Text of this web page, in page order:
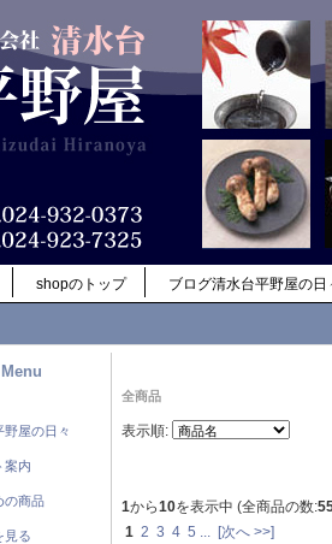
shopのトップ ブログ清水台平野屋の日
Menu
野屋の日々
案内
の商品
見る
全商品
表示順:
1から10を表示中 (全商品の数:
1 2 3 4 5 [次へ >>]